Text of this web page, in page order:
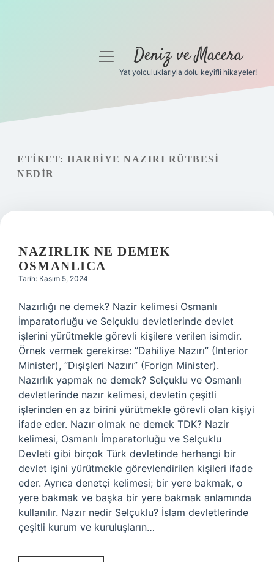
Gizlilik Politikası
Hakkımızda
menüyüDeniz ve Macera
Yat yolculuklarıyla dolu keyifli hikayeler!
ETIKET: HARBIYE NAZIRI RÜTBESI
NEDIR
NAZIRLIK NE DEMEK
OSMANLICA
Tarih: Kasım 5, 2024
Nazırlığı ne demek? Nazir kelimesi Osmanlı
İmparatorluğu ve Selçuklu devletlerinde devlet
işlerini yürütmekle görevli kişilere verilen isimdir.
Örnek vermek gerekirse: “Dahiliye Nazırı” (Interior
Minister), “Dışişleri Nazırı” (Forign Minister).
Nazırlık yapmak ne demek? Selçuklu ve Osmanlı
devletlerinde nazır kelimesi, devletin çeşitli
işlerinden en az birini yürütmekle görevli olan kişiyi
ifade eder. Nazır olmak ne demek TDK? Nazir
kelimesi, Osmanlı İmparatorluğu ve Selçuklu
Devleti gibi birçok Türk devletinde herhangi bir
devlet işini yürütmekle görevlendirilen kişileri ifade
eder. Ayrıca denetçi kelimesi; bir yere bakmak, o
yere bakmak ve başka bir yere bakmak anlamında
kullanılır. Nazır nedir Selçuklu? İslam devletlerinde
çeşitli kurum ve kuruluşların…